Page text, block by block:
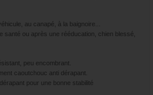
au canapé, à la baignoire...
santé ou après une rééducation, chien blessé,
peu encombrant.
caoutchouc anti dérapant.
pour une bonne stabilité